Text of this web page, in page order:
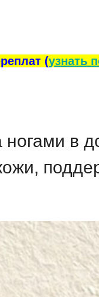
(узнать
в